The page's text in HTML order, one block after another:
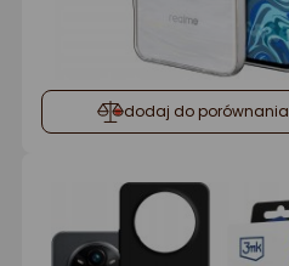
dodaj do porównania